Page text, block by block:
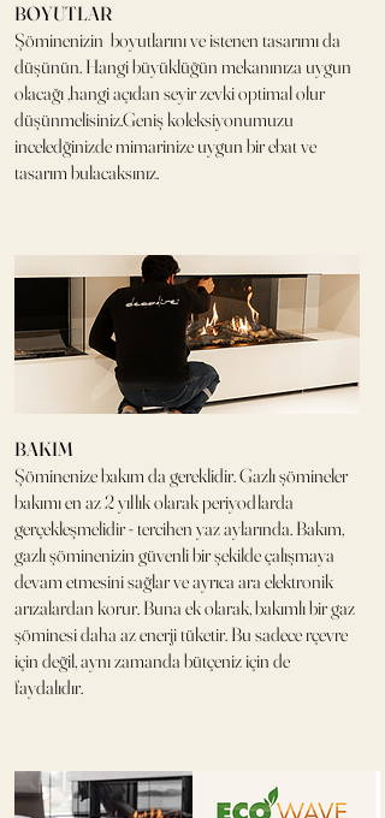
BOYUTLAR
Şöminenizin boyutlarını ve istenen tasarımı da
düşünün. Hangi büyüklüğün mekanınıza uygun
olacağı ,hangi açıdan seyir zevki optimal olur
düşünmelisiniz.Geniş koleksiyonumuzu
inceledğinizde mimarinize uygun bir ebat ve
tasarım bulacaksınız.
BAKIM
Şöminenize bakım da gereklidir. Gazlı şömineler
bakımı en az 2 yıllık olarak periyodlarda
gerçekleşmelidir - tercihen yaz aylarında. Bakım,
gazlı şöminenizin güvenli bir şekilde çalışmaya
devam etmesini sağlar ve ayrıca ara elektronik
arızalardan korur. Buna ek olarak, bakımlı bir gaz
şöminesi daha az enerji tüketir. Bu sadece rçevre
için değil, aynı zamanda bütçeniz için de
faydalıdır.